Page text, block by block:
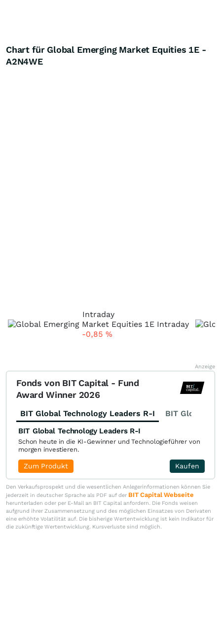
Chart für Global Emerging Market Equities 1E -
A2N4WE
Intraday
-0,85 %
Anzeige
Fonds von BIT Capital - Fund
Award Winner 2026
BIT Global Technology Leaders R-I BIT Global
BIT Global Technology Leaders R-I
Schon heute in die KI-Gewinner und Technologieführer von
morgen investieren.
Kaufen
Zum Produkt
Den Verkaufsprospekt und die wesentlichen Anlegerinformationen können Sie
jederzeit in deutscher Sprache als PDF auf der BIT Capital Webseite
herunterladen oder per E-Mail an BIT Capital anfordern. Die Fonds weisen
aufgrund ihrer Zusammensetzung und des möglichen Einsatzes von Derivaten
eine erhöhte Volatilität auf. Die bisherige Wertentwicklung ist kein Indikator für
die zukünftige Wertentwicklung. Kursverluste sind möglich.